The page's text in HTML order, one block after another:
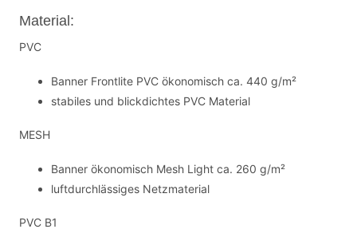
Material:
PVC
Banner Frontlite PVC ökonomisch ca. 440 g/m²
stabiles und blickdichtes PVC Material
MESH
Banner ökonomisch Mesh Light ca. 260 g/m²
luftdurchlässiges Netzmaterial
PVC B1